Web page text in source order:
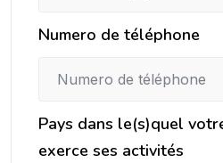
Numero de téléphone
Pays dans le(s)quel
exerce ses activités